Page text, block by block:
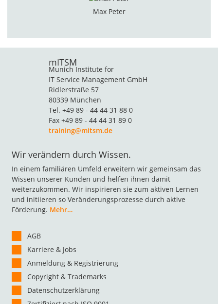
Max Peter
mITSM
Munich Institute for
IT Service Management GmbH
Ridlerstraße 57
80339 München
Tel. +49 89 - 44 44 31 88 0
Fax +49 89 - 44 44 31 89 0
training@mitsm.de
Wir verändern durch Wissen.
In einem familiären Umfeld erweitern wir gemeinsam das
Wissen unserer Kunden und helfen ihnen damit
weiterzukommen. Wir inspirieren sie zum aktiven Lernen
und initiieren so Veränderungsprozesse durch aktive
Förderung. Mehr…
AGB
Karriere & Jobs
Anmeldung & Registrierung
Copyright & Trademarks
Datenschutzerklärung